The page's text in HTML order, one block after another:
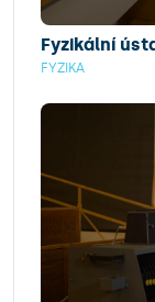
Fyzikální
FYZIKA